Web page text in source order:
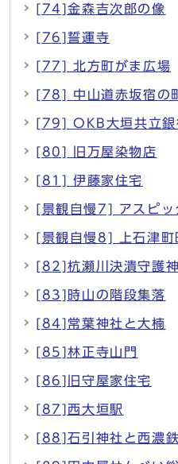
[74]金森吉次郎の像
[76]誓運寺
[77] 北方町がま広場
[78] 中山道赤坂宿の
[79] OKB大垣共立銀
[80] 旧万屋染物店
[81] 伊藤家住宅
[景観自慢7] アスピッ
[景観自慢8] 上石津町
[82]杭瀬川決潰守護神
[83]時山の階段集落
[84]常葉神社と大楠
[85]林正寺山門
[86]旧守屋家住宅
[87]西大垣駅
[88]石引神社と西濃